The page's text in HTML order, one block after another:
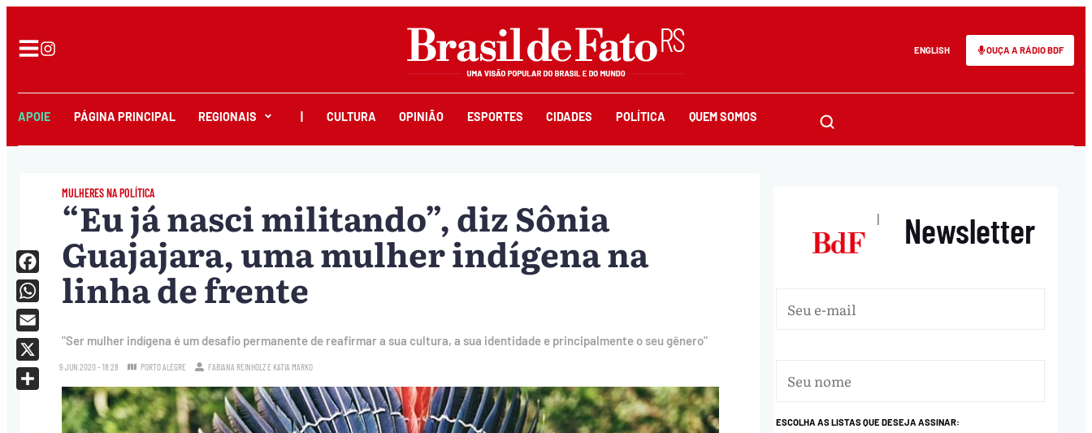
ENGLISH OUÇA A RÁDIO BDF
APOIE PÁGINA PRINCIPAL REGIONAIS CULTURA OPINIÃO ESPORTES CIDADES POLÍTICA QUEM SOMOS
MULHERES NA POLÍTICA
“Eu já nasci militando”, diz Sônia
Guajajara, uma mulher indígena na
linha de frente
"Ser mulher indígena é um desafio permanente de reafirmar a sua cultura, a sua identidade e principalmente o seu gênero"
9.JUN.2020 - 18:28 PORTO ALEGRE FABIANA REINHOLZ E KATIA MARKO
Facebook
WhatsApp
Email
X
| Newsletter
ESCOLHA AS LISTAS QUE DESEJA ASSINAR: